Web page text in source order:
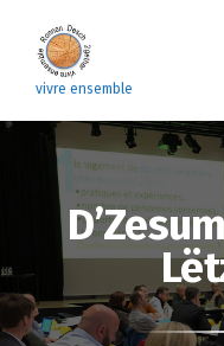
contenu
vivre ensemble